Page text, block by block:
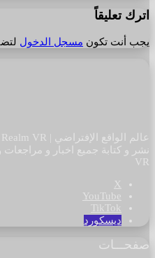
اترك تعليقاً
يجب أنت تكون مسجل الدخول
نشر و كتابة جميع اخبار و مراجعات
VR
‫X
‫YouTube
‫TikTok
ديسكورد
صفحـــات